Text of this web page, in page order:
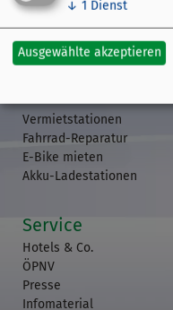
GPS-Daten
Etappen
Veranstaltungen
Vermietstationen
Fahrrad-Reparatur
E-Bike mieten
Akku-Ladestationen
Service
Hotels & Co.
ÖPNV
Presse
Infomaterial
↓ 1 Dienst
Ausgewählte akzeptieren